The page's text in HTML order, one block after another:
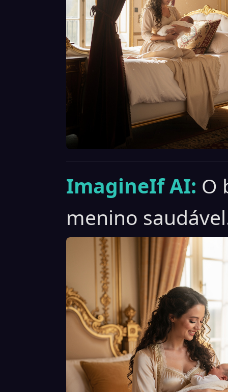
ImagineIf AI: O
menino